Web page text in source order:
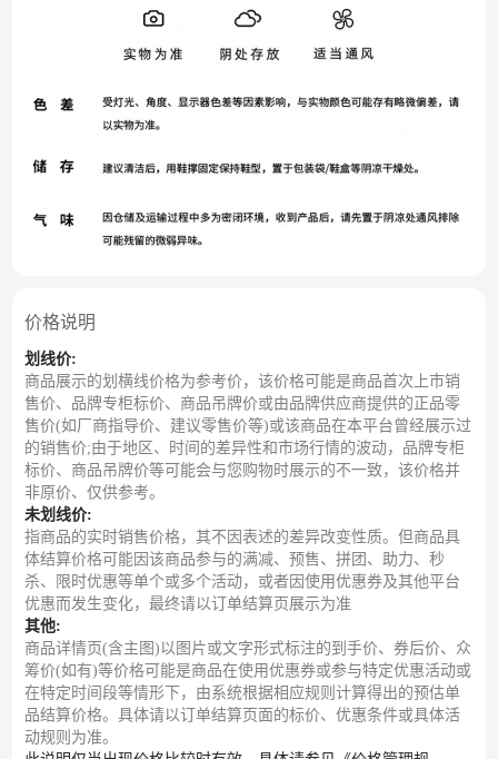
价格说明
划线价:
商品展示的划横线价格为参考价，该价格可能是商品首次上市销
售价、品牌专柜标价、商品吊牌价或由品牌供应商提供的正品零
售价(如厂商指导价、建议零售价等)或该商品在本平台曾经展示过
的销售价;由于地区、时间的差异性和市场行情的波动，品牌专柜
标价、商品吊牌价等可能会与您购物时展示的不一致，该价格并
非原价、仅供参考。
未划线价:
指商品的实时销售价格，其不因表述的差异改变性质。但商品具
体结算价格可能因该商品参与的满减、预售、拼团、助力、秒
杀、限时优惠等单个或多个活动，或者因使用优惠券及其他平台
优惠而发生变化，最终请以订单结算页展示为准
其他:
商品详情页(含主图)以图片或文字形式标注的到手价、券后价、众
筹价(如有)等价格可能是商品在使用优惠券或参与特定优惠活动或
在特定时间段等情形下，由系统根据相应规则计算得出的预估单
品结算价格。具体请以订单结算页面的标价、优惠条件或具体活
动规则为准。